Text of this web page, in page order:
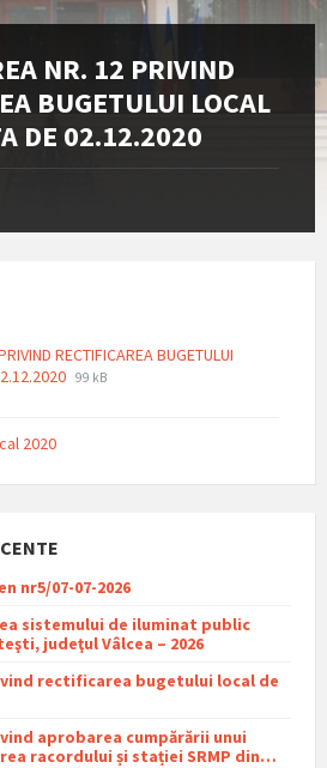
NR. 12 PRIVIND
BUGETULUI LOCAL
DE 02.12.2020
RECTIFICAREA BUGETULUI
File
File
99 kB
2020
nr5/07-07-2026
sistemului de iluminat public
judeţul Vâlcea – 2026
rectificarea bugetului local de
aprobarea cumpărării unui
racordului și stației SRMP din